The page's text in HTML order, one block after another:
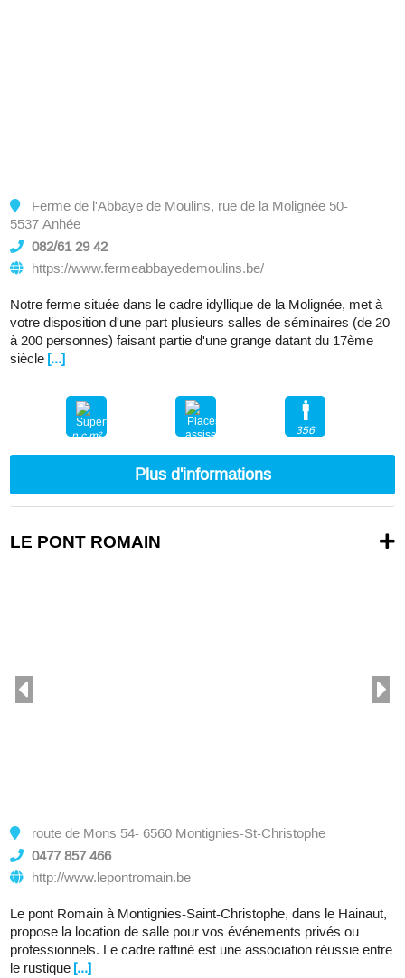
Ferme de l'Abbaye de Moulins, rue de la Molignée 50-
5537 Anhée
082/61 29 42
https://www.fermeabbayedemoulins.be/
Notre ferme située dans le cadre idyllique de la Molignée, met à
votre disposition d'une part plusieurs salles de séminaires (de 20
à 200 personnes) faisant partie d'une grange datant du 17ème
siècle [...]
n.c.m²
356
Plus d'informations
LE PONT ROMAIN
route de Mons 54- 6560 Montignies-St-Christophe
0477 857 466
http://www.lepontromain.be
Le pont Romain à Montignies-Saint-Christophe, dans le Hainaut,
propose la location de salle pour vos événements privés ou
professionnels. Le cadre raffiné est une association réussie entre
le rustique [...]